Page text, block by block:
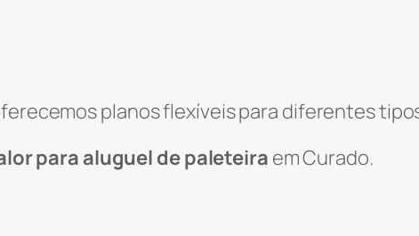
planos flexíveis para diferentes
para aluguel de paleteira em Curado.